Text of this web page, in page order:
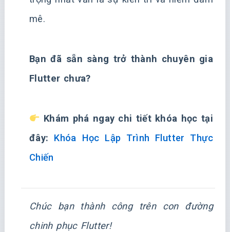
mê.
Bạn đã sẵn sàng trở thành chuyên gia
Flutter chưa?
Khám phá ngay chi tiết khóa học tại
đây:
Khóa Học Lập Trình Flutter Thực
Chiến
Chúc bạn thành công trên con đường
chinh phục Flutter!